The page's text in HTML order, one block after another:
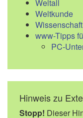
Weltall
Weltkunde
www-Tipps
PC-
Hinweis zu
Stopp! Dieser